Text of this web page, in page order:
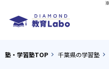
塾・学習塾TOP 千葉県の学習塾